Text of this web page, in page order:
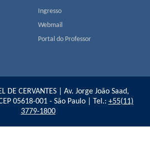
Ingresso
Webmail
Portal do Professor
DE CERVANTES | Av. Jorge João Saad,
05618-001 - São Paulo | Tel.: +55(11)
3779-1800